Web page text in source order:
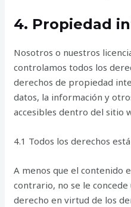
4. Propiedad
Nosotros o nuestros
controlamos todos los
derechos de propiedad
datos, la información y
accesibles dentro del sitio
4.1 Todos los derechos
A menos que el contenido
contrario, no se le
derecho en virtud de los